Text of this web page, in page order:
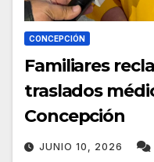
CONCEPCIÓN
Familiares
traslados
Concepción
JUNIO 10, 2026